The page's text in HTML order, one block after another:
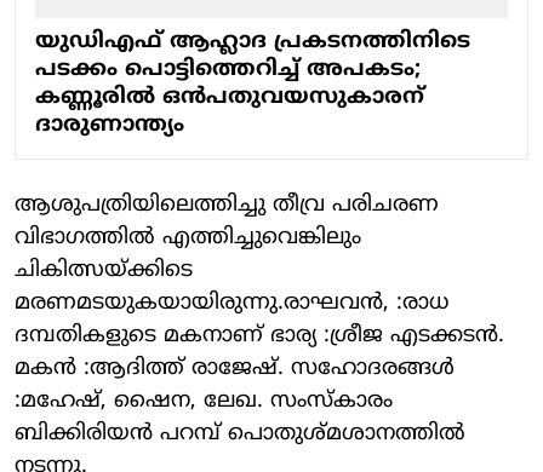
യുഡിഎഫ് ആഹ്ലാദ പ്രകടനത്തിനിടെ
പടക്കം പൊട്ടിത്തെറിച്ച് അപകടം;
കണ്ണൂരില്‍ ഒന്‍പതുവയസുകാരന്
ദാരുണാന്ത്യം
ആശുപത്രിയിലെത്തിച്ചു തീവ്ര പരിചരണ
വിഭാഗത്തില്‍ എത്തിച്ചുവെങ്കിലും
ചികിത്സയ്ക്കിടെ
മരണമടയുകയായിരുന്നു.രാഘവന്‍, :രാധ
ദമ്പതികളുടെ മകനാണ് ഭാര്യ :ശ്രീജ എടക്കടന്‍.
മകന്‍ :ആദിത്ത് രാജേഷ്. സഹോദരങ്ങള്‍
:മഹേഷ്, ഷൈന, ലേഖ. സംസ്‌കാരം
ബിക്കിരിയന്‍ പറമ്പ് പൊതുശ്മശാനത്തില്‍
നടന്നു.